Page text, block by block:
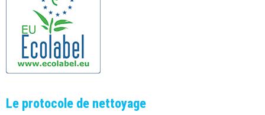
Le protocole de nettoyage